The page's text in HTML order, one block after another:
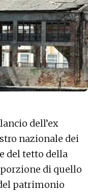
dell’ex
nazionale dei
del tetto della
di quello
patrimonio